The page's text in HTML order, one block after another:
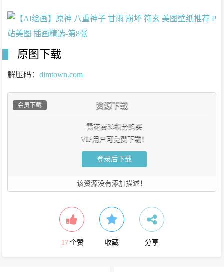
原图下载
解压码： dimtown.com
资源下载
会员下载
需花费30积分购买
VIP用户可免费下载！
登录后下载
该资源没有添加描述！
17 个赞 收藏 分享